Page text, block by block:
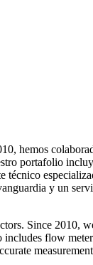
hemos
portafolio
técnico
y un
Since 2010,
flow